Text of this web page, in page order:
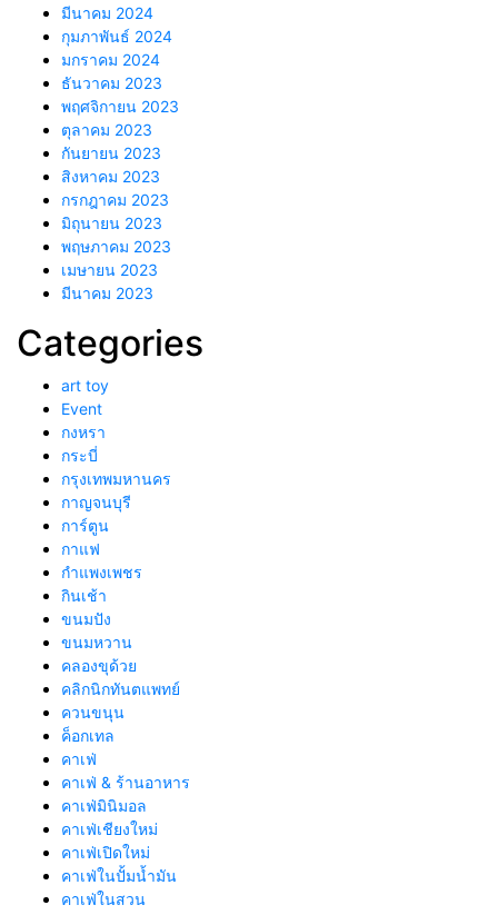
มีนาคม 2024
กุมภาพันธ์ 2024
มกราคม 2024
ธันวาคม 2023
พฤศจิกายน 2023
ตุลาคม 2023
กันยายน 2023
สิงหาคม 2023
กรกฎาคม 2023
มิถุนายน 2023
พฤษภาคม 2023
เมษายน 2023
มีนาคม 2023
Categories
art toy
Event
กงหรา
กระบี่
กรุงเทพมหานคร
กาญจนบุรี
การ์ตูน
กาแฟ
กำแพงเพชร
กินเช้า
ขนมปัง
ขนมหวาน
คลองขุด้วย
คลิกนิกทันตแพทย์
ควนขนุน
ค็อกเทล
คาเฟ่
คาเฟ่ & ร้านอาหาร
คาเฟ่มินิมอล
คาเฟ่เชียงใหม่
คาเฟ่เปิดใหม่
คาเฟ่ในปั้มน้ำมัน
คาเฟ่ในสวน